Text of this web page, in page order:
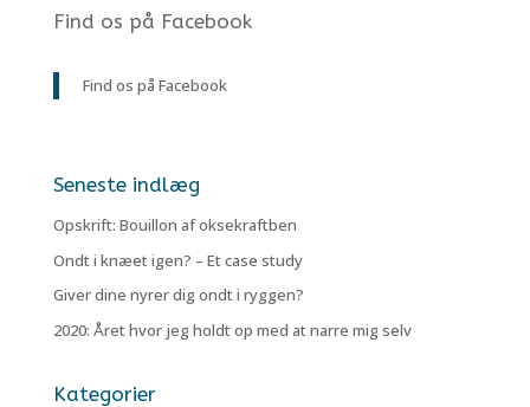
Find os på Facebook
Find os på Facebook
Seneste indlæg
Opskrift: Bouillon af oksekraftben
Ondt i knæet igen? – Et case study
Giver dine nyrer dig ondt i ryggen?
2020: Året hvor jeg holdt op med at narre mig selv
Kategorier